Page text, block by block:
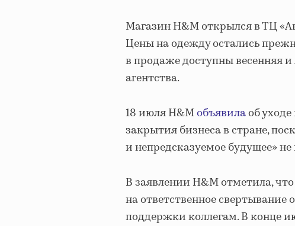
Магазин H&M открылся в ТЦ
Цены на одежду остались
в продаже доступны весенняя
агентства.
18 июля H&Mобъявилаоб
закрытия бизнеса в стране,
и непредсказуемое будущее»
В заявлении H&M отметила,
на ответственное
поддержки коллегам. В конце